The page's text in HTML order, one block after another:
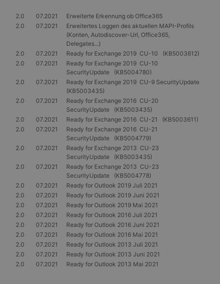
2.0 07.2021
Erweiterte Erkennung ob Office365
2.0
07.2021
Erweitertes Loggen des aktuellen MAPI-Profils
(Konten, Autodiscover-Url, Office365,
Delegates...)
2.0
07.2021
Ready for Exchange 2019 CU-10 (KB5003612)
2.0
07.2021
Ready for Exchange 2019 CU-10
SecurityUpdate (KB5004780)
2.0
07.2021
Ready for Exchange 2019 CU-9 SecurityUpdate
(KB5003435)
2.0
07.2021
Ready for Exchange 2016 CU-20
SecurityUpdate (KB5003435)
2.0
07.2021
Ready for Exchange 2016 CU-21 (KB5003611)
2.0
07.2021
Ready for Exchange 2016 CU-21
SecurityUpdate (KB5004779)
2.0
07.2021
Ready for Exchange 2013 CU-23
SecurityUpdate (KB5003435)
2.0
07.2021
Ready for Exchange 2013 CU-23
SecurityUpdate (KB5004778)
2.0
07.2021
Ready for Outlook 2019 Juli 2021
2.0
07.2021
Ready for Outlook 2019 Juni 2021
2.0
07.2021
Ready for Outlook 2019 Mai 2021
2.0
07.2021
Ready for Outlook 2016 Juli 2021
2.0
07.2021
Ready for Outlook 2016 Juni 2021
2.0
07.2021
Ready for Outlook 2016 Mai 2021
2.0
07.2021
Ready for Outlook 2013 Juli 2021
2.0
07.2021
Ready for Outlook 2013 Juni 2021
2.0
07.2021 Ready for Outlook 2013 Mai 2021